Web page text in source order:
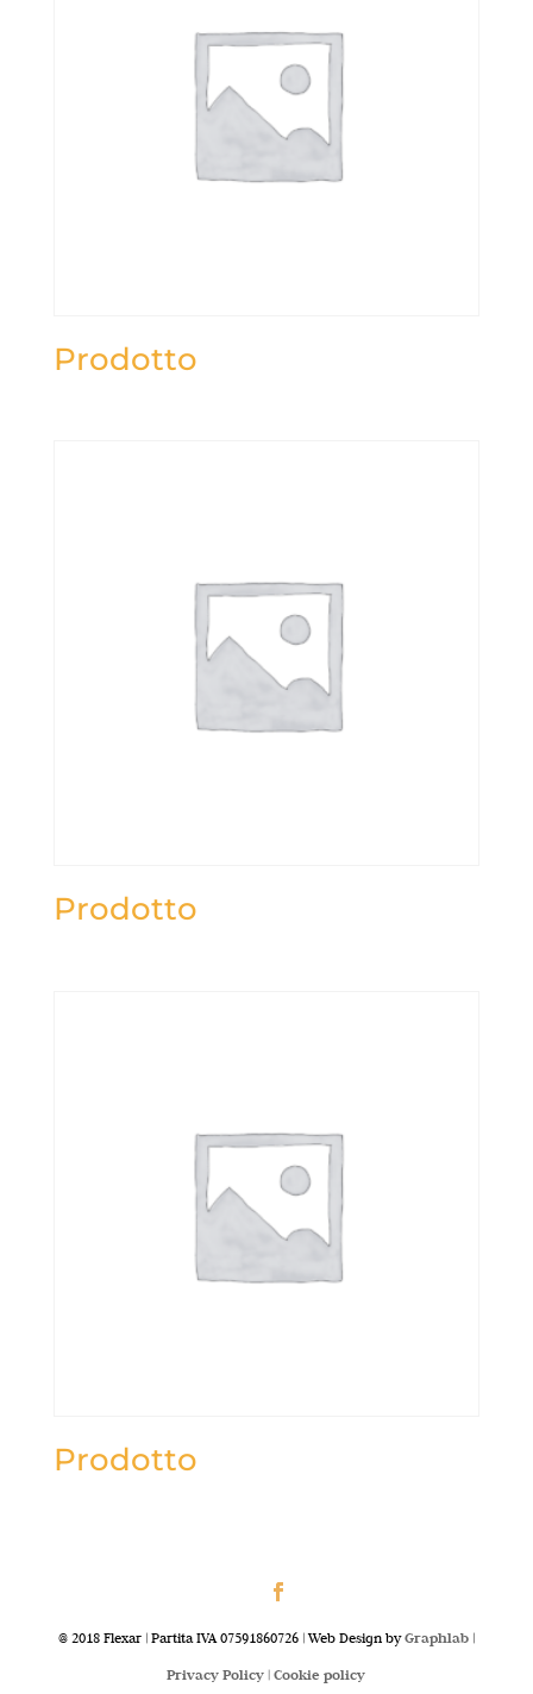
Prodotto
Prodotto
Prodotto
@ 2018 Flexar | Partita IVA 07591860726 | Web Design byGraphlab|
Privacy Policy |Cookie policy